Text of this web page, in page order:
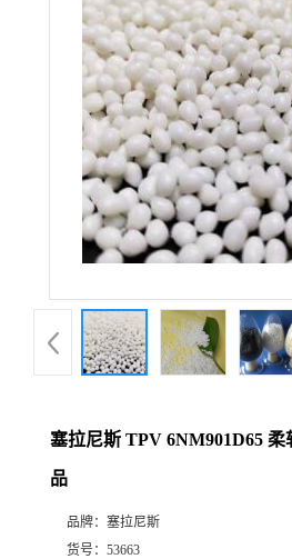
塞拉尼斯 TPV 6NM901D65 柔
品
品牌： 塞拉尼斯
货号： 53663